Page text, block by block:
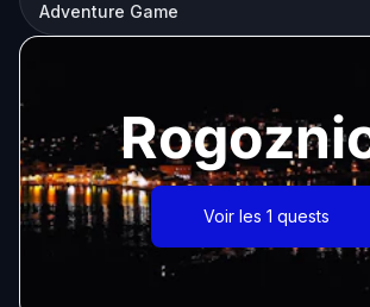
Adventure Game
Voir les 1 quests